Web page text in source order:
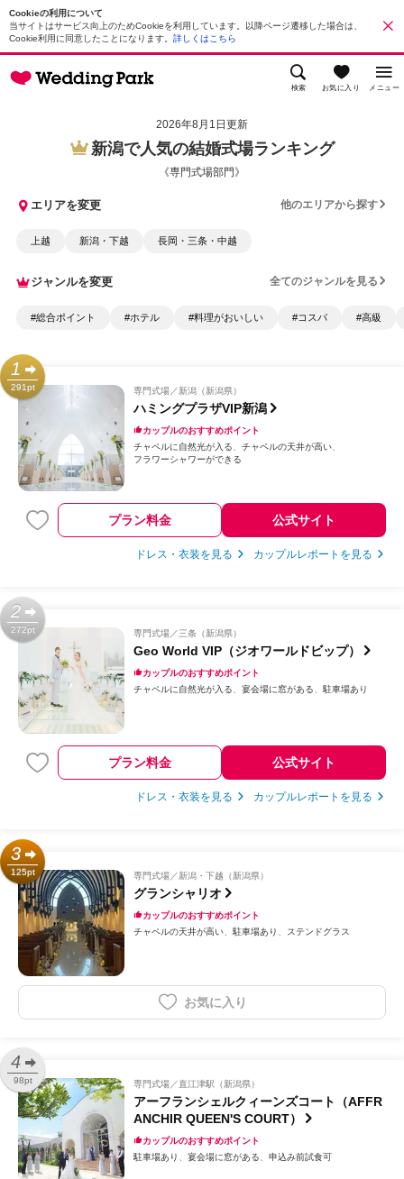
Cookieの利用について
当サイトはサービス向上のためCookieを利用しています。以降ページ遷移した場合は、
Cookie利用に同意したことになります。 詳しくはこちら
検索 お気に入り メニュー
2026年8月1日更新
新潟で人気の結婚式場ランキング
《専門式場部門》
エリアを変更 他のエリアから探す
上越 新潟・下越 長岡・三条・中越
ジャンルを変更 全てのジャンルを見る
#総合ポイント #ホテル #料理がおいしい #コスパ #高級
1
291pt 専門式場 新潟（新潟県）
ハミングプラザVIP新潟
カップルのおすすめポイント
チャペルに自然光が入る
チャペルの天井が高い
フラワーシャワーができる
プラン料金 公式サイト
ドレス・衣装を見る カップルレポートを見る
2
272pt 専門式場 三条（新潟県）
Geo World VIP（ジオワールドビップ）
カップルのおすすめポイント
チャペルに自然光が入る
宴会場に窓がある 駐車場あり
プラン料金 公式サイト
ドレス・衣装を見る カップルレポートを見る
3
125pt 専門式場 新潟・下越（新潟県）
グランシャリオ
カップルのおすすめポイント
チャペルの天井が高い
駐車場あり ステンドグラス
お気に入り
4
98pt 専門式場 直江津駅（新潟県）
アーフランシェルクィーンズコート（AFFR
ANCHIR QUEEN'S COURT）
カップルのおすすめポイント
駐車場あり
宴会場に窓がある 申込み前試食可